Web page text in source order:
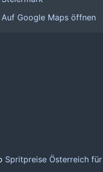
Auf Google Maps öffnen
Spritpreise Österreich